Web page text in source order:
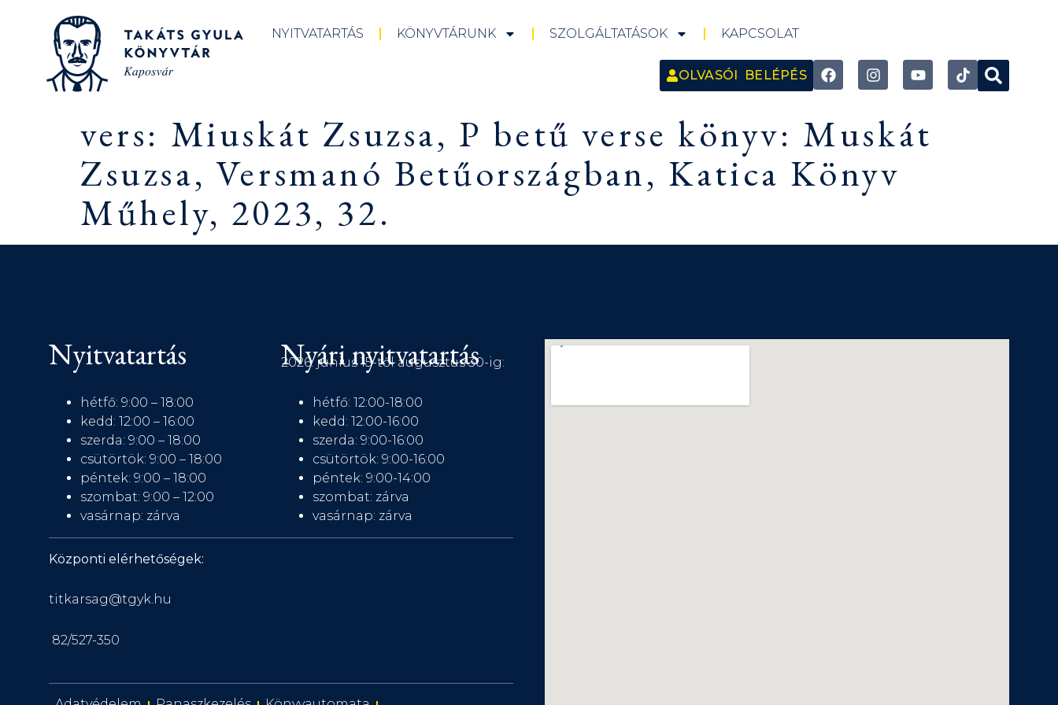
NYITVATARTÁS KÖNYVTÁRUNK SZOLGÁLTATÁSOK KAPCSOLAT
OLVASÓI BELÉPÉS
vers: Miuskát Zsuzsa, P betű verse könyv: Muskát
Zsuzsa, Versmanó Betűországban, Katica Könyv
Műhely, 2023, 32.
Nyitvatartás
hétfő: 9:00 – 18:00
kedd: 12:00 – 16:00
szerda: 9:00 – 18:00
csütörtök: 9:00 – 18:00
péntek: 9:00 – 18:00
szombat: 9:00 – 12:00
vasárnap: zárva
Nyári nyitvatartás
2026. június 15-től augusztus 30-ig:
hétfő: 12:00-18:00
kedd: 12:00-16:00
szerda: 9:00-16:00
csütörtök: 9:00-16:00
péntek: 9:00-14:00
szombat: zárva
vasárnap: zárva
Központi elérhetőségek:
titkarsag@tgyk.hu
82/527-350